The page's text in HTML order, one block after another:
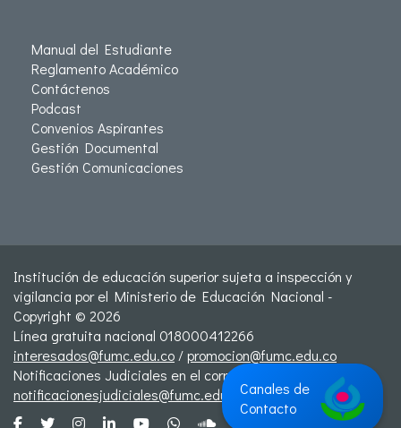
Manual del Estudiante
Reglamento Académico
Contáctenos
Podcast
Convenios Aspirantes
Gestión Documental
Gestión Comunicaciones
Institución de educación superior sujeta a inspección y
vigilancia por el Ministerio de Educación Nacional -
Copyright © 2026
Línea gratuita nacional 018000412266
interesados@fumc.edu.co /promocion@fumc.edu.co
Notificaciones Judiciales en el correo:
notificacionesjudiciales@fumc.edu.coCanales de
Contacto